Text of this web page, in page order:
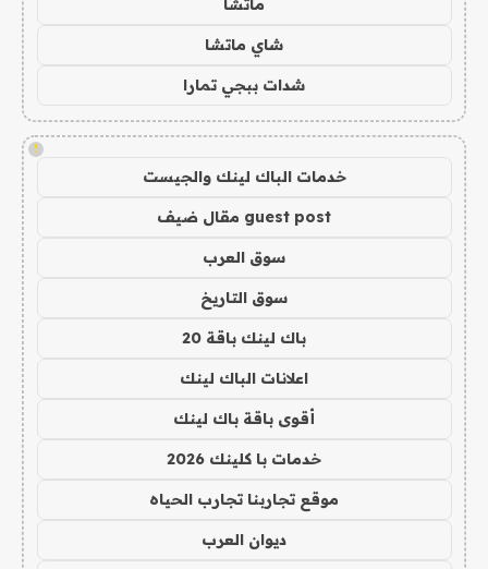
شاي ماتشا
شدات ببجي تمارا
!
خدمات الباك لينك والجيست
guest post مقال ضيف
سوق العرب
سوق التاريخ
باك لينك باقة 20
اعلانات الباك لينك
أقوى باقة باك لينك
خدمات با كلينك 2026
موقع تجاربنا تجارب الحياه
ديوان العرب